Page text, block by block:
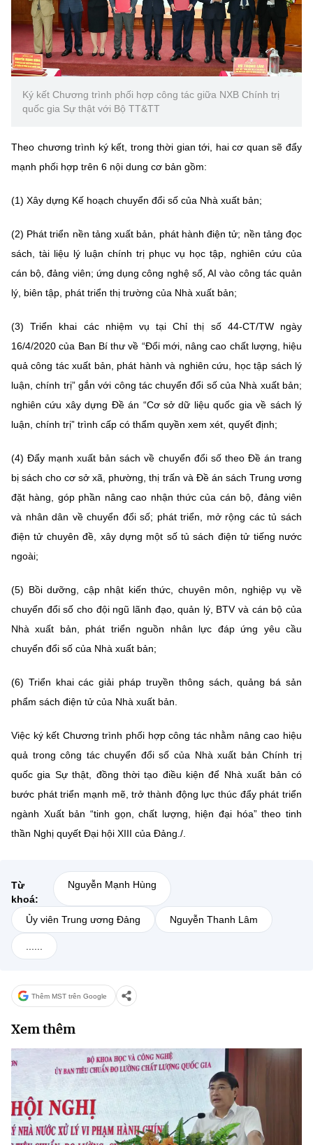
Ký kết Chương trình phối hợp công tác giữa NXB Chính trị
quốc gia Sự thật với Bộ TT&TT
Theo chương trình ký kết, trong thời gian tới, hai cơ quan sẽ đẩy
mạnh phối hợp trên 6 nội dung cơ bản gồm:
(1) Xây dựng Kế hoạch chuyển đổi số của Nhà xuất bản;
(2) Phát triển nền tảng xuất bản, phát hành điện tử; nền tảng đọc
sách, tài liệu lý luận chính trị phục vụ học tập, nghiên cứu của
cán bộ, đảng viên; ứng dụng công nghệ số, AI vào công tác quản
lý, biên tập, phát triển thị trường của Nhà xuất bản;
(3) Triển khai các nhiệm vụ tại Chỉ thị số 44-CT/TW ngày
16/4/2020 của Ban Bí thư về “Đổi mới, nâng cao chất lượng, hiệu
quả công tác xuất bản, phát hành và nghiên cứu, học tập sách lý
luận, chính trị” gắn với công tác chuyển đổi số của Nhà xuất bản;
nghiên cứu xây dựng Đề án “Cơ sở dữ liệu quốc gia về sách lý
luận, chính trị” trình cấp có thẩm quyền xem xét, quyết định;
(4) Đẩy mạnh xuất bản sách về chuyển đổi số theo Đề án trang
bị sách cho cơ sở xã, phường, thị trấn và Đề án sách Trung ương
đặt hàng, góp phần nâng cao nhận thức của cán bộ, đảng viên
và nhân dân về chuyển đổi số; phát triển, mở rộng các tủ sách
điện tử chuyên đề, xây dựng một số tủ sách điện tử tiếng nước
ngoài;
(5) Bồi dưỡng, cập nhật kiến thức, chuyên môn, nghiệp vụ về
chuyển đổi số cho đội ngũ lãnh đạo, quản lý, BTV và cán bộ của
Nhà xuất bản, phát triển nguồn nhân lực đáp ứng yêu cầu
chuyển đổi số của Nhà xuất bản;
(6) Triển khai các giải pháp truyền thông sách, quảng bá sản
phẩm sách điện tử của Nhà xuất bản.
Việc ký kết Chương trình phối hợp công tác nhằm nâng cao hiệu
quả trong công tác chuyển đổi số của Nhà xuất bản Chính trị
quốc gia Sự thật, đồng thời tạo điều kiện để Nhà xuất bản có
bước phát triển mạnh mẽ, trở thành động lực thúc đẩy phát triển
ngành Xuất bản “tinh gọn, chất lượng, hiện đại hóa” theo tinh
thần Nghị quyết Đại hội XIII của Đảng./.
Từ
khoá:
Nguyễn Mạnh Hùng
Ủy viên Trung ương Đảng Nguyễn Thanh Lâm
......
Thêm MST trên Google
Xem thêm